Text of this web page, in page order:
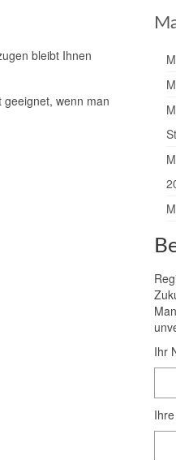
bleibt Ihnen
wenn man
Ihr